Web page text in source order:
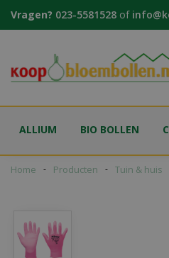
naar
Home Producten Tuin & huis
Vragen? 023-5581528 of
ALLIUM BIO BOLLEN